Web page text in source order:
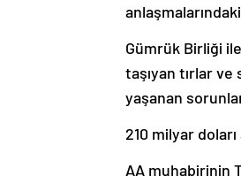
Gümrük Birliği
taşıyan tırlar ve
yaşanan
210 milyar
AA muhabirinin